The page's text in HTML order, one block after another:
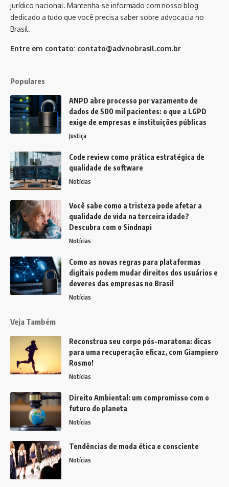
jurídico nacional. Mantenha-se informado com nosso blog
dedicado a tudo que você precisa saber sobre advocacia no
Brasil.
Entre em contato: contato@advnobrasil.com.br
Populares
ANPD abre processo por vazamento de
dados de 500 mil pacientes: o que a LGPD
exige de empresas e instituições públicas
Justiça
Code review como prática estratégica de
qualidade de software
Notícias
Você sabe como a tristeza pode afetar a
qualidade de vida na terceira idade?
Descubra com o Sindnapi
Notícias
Como as novas regras para plataformas
digitais podem mudar direitos dos usuários e
deveres das empresas no Brasil
Notícias
Veja Também
Reconstrua seu corpo pós-maratona: dicas
para uma recuperação eficaz, com Giampiero
Rosmo!
Notícias
Direito Ambiental: um compromisso com o
futuro do planeta
Notícias
Tendências de moda ética e consciente
Notícias